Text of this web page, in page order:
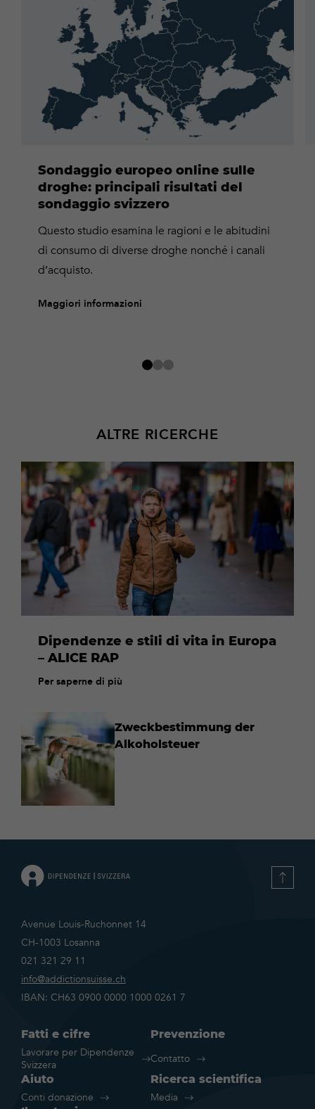
Sondaggio europeo online sulle
droghe: principali risultati del
sondaggio svizzero
Questo studio esamina le ragioni e le abitudini
di consumo di diverse droghe nonché i canali
d’acquisto.
informazioni
Maggiori informazioni
ALTRE RICERCHE
Dipendenze e stili di vita in Europa
– ALICE RAP
Per
saperne
di
più
Per saperne di più
Zweckbestimmung der
Alkoholsteuer
Avenue Louis-Ruchonnet 14
CH-1003 Losanna
021 321 29 11
info@addictionsuisse.ch
IBAN: CH63 0900 0000 1000 0261 7
Fatti e cifre
Lavorare per Dipendenze
Svizzera
Prevenzione
Contatto
Aiuto
Conti donazione
Ricerca scientifica
Media